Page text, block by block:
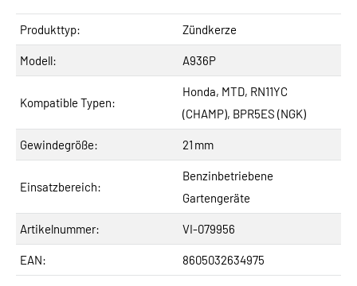
Produkttyp: Zündkerze
Modell: A936P
Kompatible Typen:
Honda, MTD, RN11YC
(CHAMP), BPR5ES (NGK)
Gewindegröße: 21 mm
Einsatzbereich:
Benzinbetriebene
Gartengeräte
Artikelnummer: VI-079956
EAN: 8605032634975